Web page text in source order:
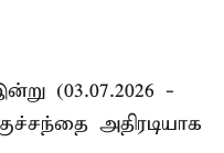
(03.07.2026 -
அதிரடியாக